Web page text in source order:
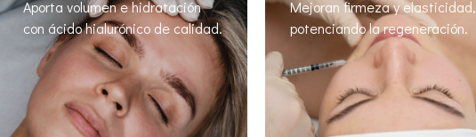
Aporta volumen e hidratación
con ácido hialurónico de calidad.
Mejoran firmeza y elasticidad,
potenciando la regeneración.